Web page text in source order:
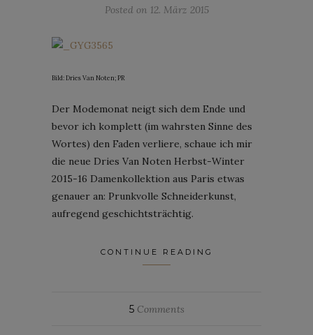
Posted on 12. März 2015
Bild: Dries Van Noten; PR
Der Modemonat neigt sich dem Ende und
bevor ich komplett (im wahrsten Sinne des
Wortes) den Faden verliere, schaue ich mir
die neue Dries Van Noten Herbst-Winter
2015-16 Damenkollektion aus Paris etwas
genauer an: Prunkvolle Schneiderkunst,
aufregend geschichtsträchtig.
CONTINUE READING
5Comments